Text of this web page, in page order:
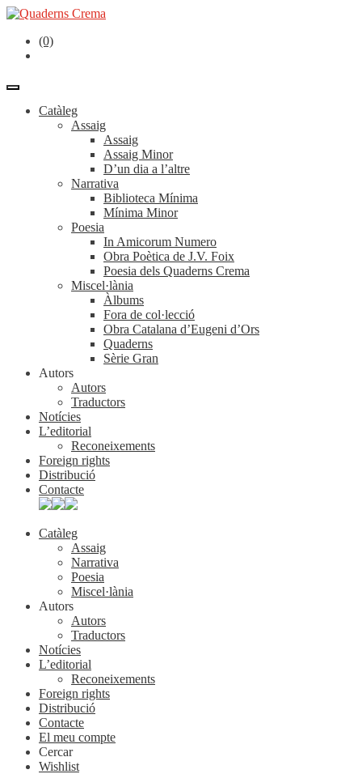
(0)
Catàleg
Assaig
Assaig
Assaig Minor
D’un dia a l’altre
Narrativa
Biblioteca Mínima
Mínima Minor
Poesia
In Amicorum Numero
Obra Poètica de J.V. Foix
Poesia dels Quaderns Crema
Miscel·lània
Àlbums
Fora de col·lecció
Obra Catalana d’Eugeni d’Ors
Quaderns
Sèrie Gran
Autors
Autors
Traductors
Notícies
L’editorial
Reconeixements
Foreign rights
Distribució
Contacte
Catàleg
Assaig
Narrativa
Poesia
Miscel·lània
Autors
Autors
Traductors
Notícies
L’editorial
Reconeixements
Foreign rights
Distribució
Contacte
El meu compte
Cercar
Wishlist